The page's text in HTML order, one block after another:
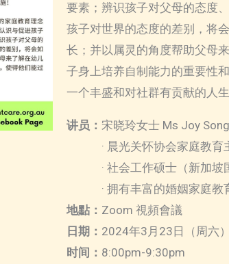
要素；辨识孩子对父母的态度
孩子对世界的态度的差别，将
长；并以属灵的角度帮助父母
子身上培养自制能力的重要性
一个丰盛和对社群有贡献的人生
讲员：宋晓玲女士 Ms Joy Song
· 晨光关怀协会家庭教育
· 社会工作硕士（新加坡国
· 拥有丰富的婚姻家庭教
地點： Zoom 視頻會議
日期： 2024年3月23日（周六）
时间： 8:00pm-9:30pm